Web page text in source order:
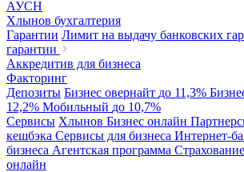
АУСН
Хлынов бухгалтерия
Гарантии Лимит на выдачу банковских
гарантии
Аккредитив для бизнеса
Факторинг
Депозиты Бизнес овернайт до 11,3%
12,2% Мобильный до 10,7%
Сервисы Хлынов Бизнес онлайн
кешбэка Сервисы для бизнеса Интернет-
бизнеса Агентская программа Страхование
онлайн